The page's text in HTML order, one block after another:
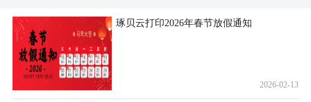
琢贝云打印2026年春节放假通知
2026-02-13